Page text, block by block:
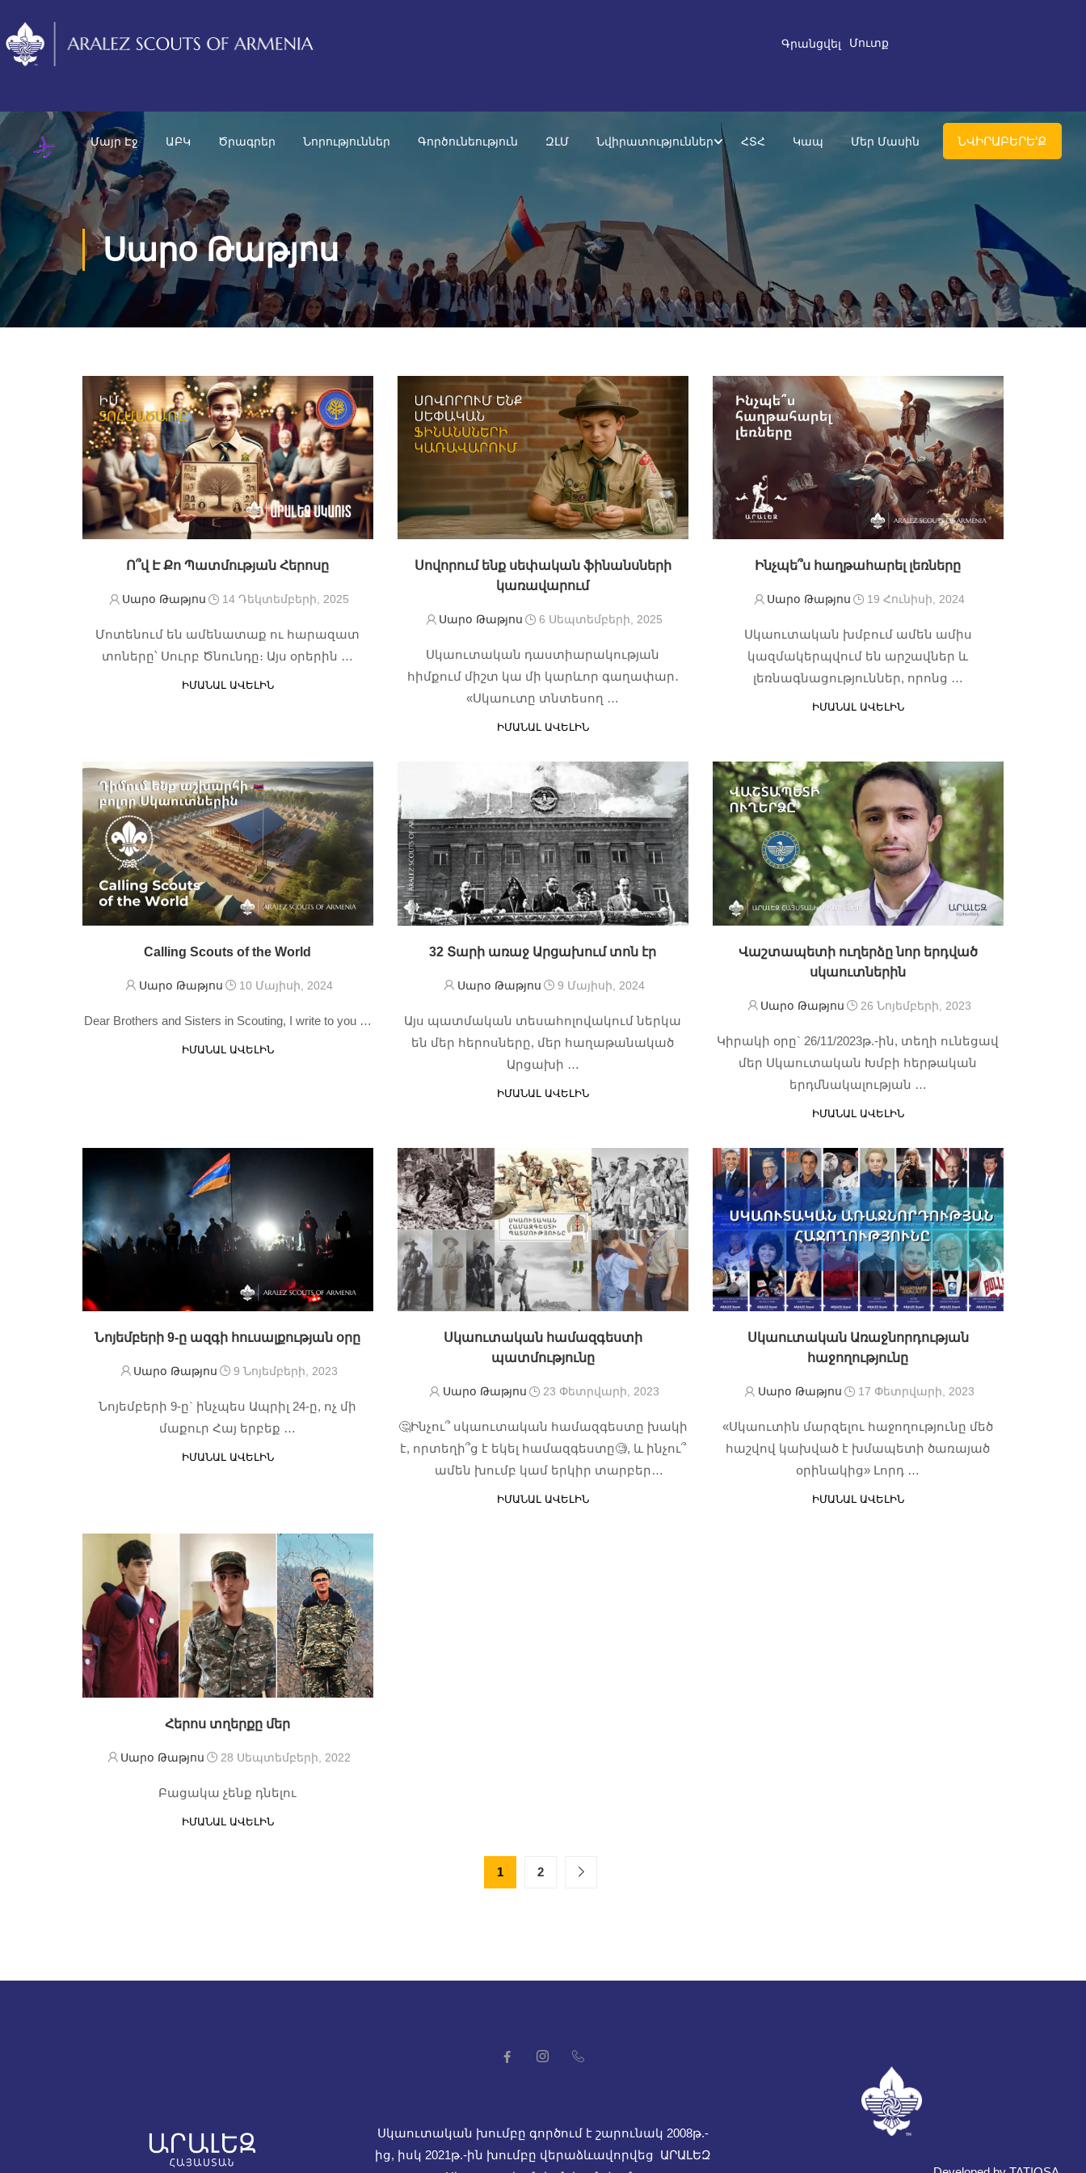
Գրանցվել Մուտք
Մայր Էջ ԱԲԿ Ծրագրեր Նորություններ Գործունեություն ԶԼՄ Նվիրատություններ ՀՏՀ Կապ Մեր Մասին ՆՎԻՐԱԲԵՐԵ'Ք
Սարօ Թաթյոս
Ո՞վ Է Քո Պատմության Հերոսը
Սարօ Թաթյոս 14 Դեկտեմբերի, 2025
Մոտենում են ամենատաք ու հարազատ
տոները՝ Սուրբ Ծնունդը։ Այս օրերին …
ԻՄԱՆԱԼ ԱՎԵԼԻՆ
Սովորում ենք սեփական ֆինանսների
կառավարում
Սարօ Թաթյոս 6 Սեպտեմբերի, 2025
Սկաուտական դաստիարակության
հիմքում միշտ կա մի կարևոր գաղափար․
«Սկաուտը տնտեսող …
ԻՄԱՆԱԼ ԱՎԵԼԻՆ
Ինչպե՞ս հաղթահարել լեռները
Սարօ Թաթյոս 19 Հունիսի, 2024
Սկաուտական խմբում ամեն ամիս
կազմակերպվում են արշավներ և
լեռնագնացություններ, որոնց …
ԻՄԱՆԱԼ ԱՎԵԼԻՆ
Calling Scouts of the World
Սարօ Թաթյոս 10 Մայիսի, 2024
Dear Brothers and Sisters in Scouting, I write to you …
ԻՄԱՆԱԼ ԱՎԵԼԻՆ
32 Տարի առաջ Արցախում տոն էր
Սարօ Թաթյոս 9 Մայիսի, 2024
Այս պատմական տեսահոլովակում ներկա
են մեր հերոսները, մեր հաղաթանակած
Արցախի …
ԻՄԱՆԱԼ ԱՎԵԼԻՆ
Վաշտապետի ուղերձը նոր երդված
սկաուտներին
Սարօ Թաթյոս 26 Նոյեմբերի, 2023
Կիրակի օրը` 26/11/2023թ.-ին, տեղի ունեցավ
մեր Սկաուտական Խմբի հերթական
երդմնակալության …
ԻՄԱՆԱԼ ԱՎԵԼԻՆ
Նոյեմբերի 9-ը ազգի հուսալքության օրը
Սարօ Թաթյոս 9 Նոյեմբերի, 2023
Նոյեմբերի 9-ը` ինչպես Ապրիլ 24-ը, ոչ մի
մաքուր Հայ երբեք …
ԻՄԱՆԱԼ ԱՎԵԼԻՆ
Սկաուտական համազգեստի
պատմությունը
Սարօ Թաթյոս 23 Փետրվարի, 2023
🤔Ինչու՞ սկաուտական համազգեստը խակի
է, որտեղի՞ց է եկել համազգեստը🧐, և ինչու՞
ամեն խումբ կամ երկիր տարբեր
համազգեստ ունի:
ԻՄԱՆԱԼ ԱՎԵԼԻՆ
Սկաուտական Առաջնորդության
հաջողությունը
Սարօ Թաթյոս 17 Փետրվարի, 2023
«Սկաուտին մարզելու հաջողությունը մեծ
հաշվով կախված է խմապետի ծառայած
օրինակից» Լորդ …
ԻՄԱՆԱԼ ԱՎԵԼԻՆ
Հերոս տղերքը մեր
Սարօ Թաթյոս 28 Սեպտեմբերի, 2022
Բացակա չենք դնելու
ԻՄԱՆԱԼ ԱՎԵԼԻՆ
1 2
Սկաուտական խումբը գործում է շարունակ 2008թ.-
ից, իսկ 2021թ.-ին խումբը վերաձևավորվեց ԱՐԱԼԵԶ